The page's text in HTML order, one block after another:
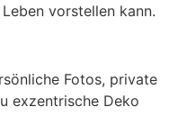
vorstellen kann.
Fotos, private
exzentrische Deko